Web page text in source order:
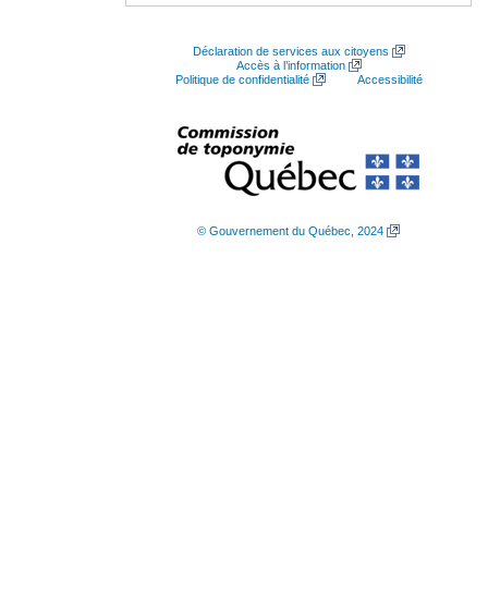
Déclaration de services aux citoyens
Accès à l’information
Politique de confidentialité
Accessibilité
© Gouvernement du Québec, 2024